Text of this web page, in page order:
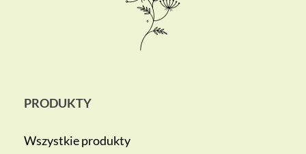
PRODUKTY
Wszystkie produkty